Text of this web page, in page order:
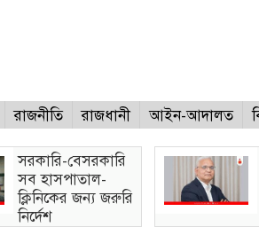
রাজনীতি রাজধানী আইন-আদালত
সরকারি-বেসরকারি
সব হাসপাতাল-
ক্লিনিকের জন্য জরুরি
নির্দেশ